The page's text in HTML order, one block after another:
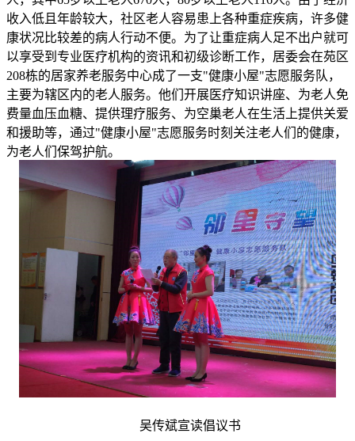
收入低且年龄较大，社区老人容易患上各种重症疾病，许多健
康状况比较差的病人行动不便。为了让重症病人足不出户就可
以享受到专业医疗机构的资讯和初级诊断工作，居委会在苑区
208栋的居家养老服务中心成了一支"健康小屋"志愿服务队，
主要为辖区内的老人服务。他们开展医疗知识讲座、为老人免
费量血压血糖、提供理疗服务、为空巢老人在生活上提供关爱
和援助等，通过"健康小屋"志愿服务时刻关注老人们的健康，
为老人们保驾护航。
吴传斌宣读倡议书